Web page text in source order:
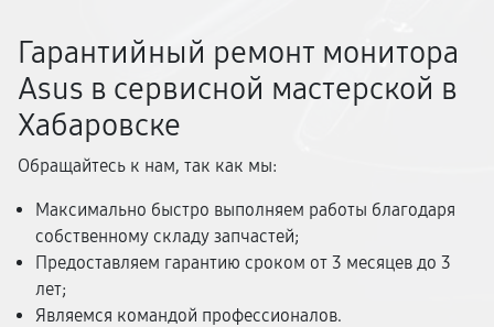
Гарантийный ремонт монитора
Asus в сервисной мастерской в
Хабаровске
Обращайтесь к нам, так как мы:
Максимально быстро выполняем работы благодаря
собственному складу запчастей;
Предоставляем гарантию сроком от 3 месяцев до 3
лет;
Являемся командой профессионалов.